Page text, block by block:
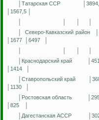
│Татарская ССР
│1567,5 │
Северо-Кавказский район
│1677
│6497
│Краснодарский край
│1414
│Ставропольский край
│1130
│Ростовская область
│825
│Дагестанская АССР